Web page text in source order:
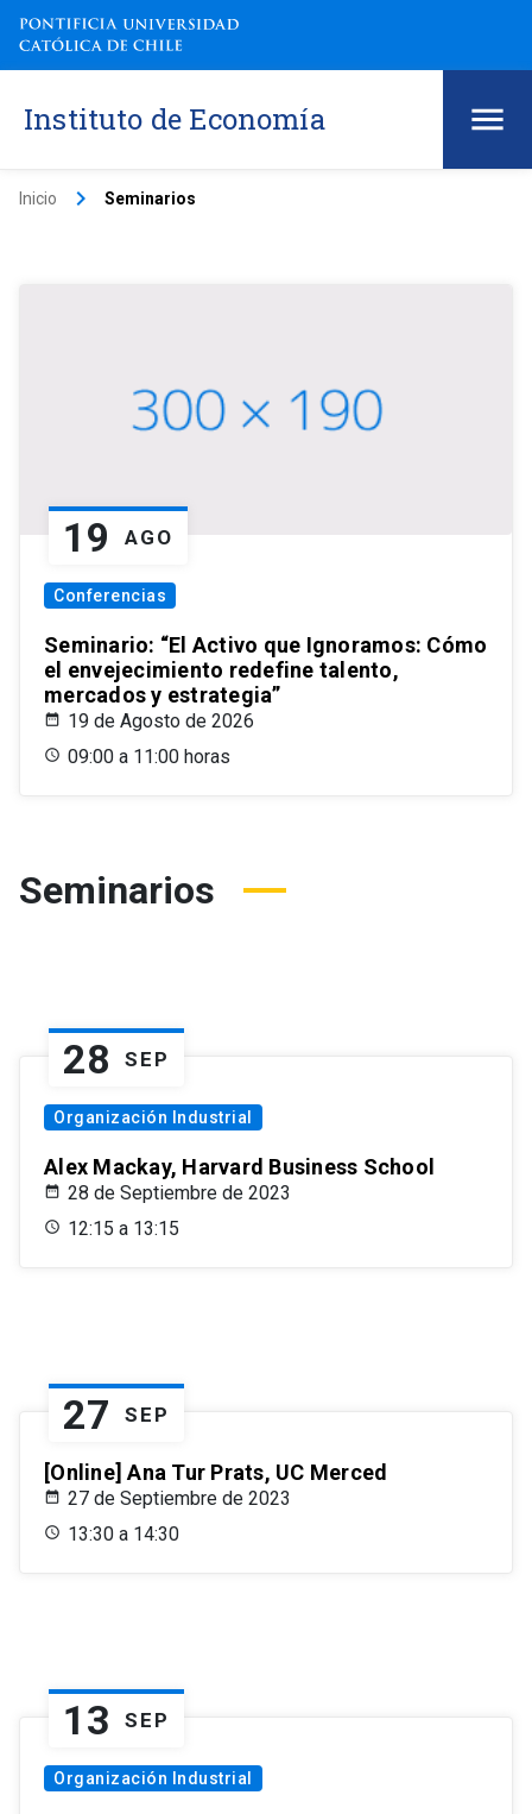
Instituto de Economía
Inicio keyboard_arrow_right Seminarios
19 AGO
Conferencias
Seminario: “El Activo que Ignoramos: Cómo
el envejecimiento redefine talento,
mercados y estrategia”
19 de Agosto de 2026
09:00 a 11:00 horas
Seminarios
28 SEP
Organización Industrial
Alex Mackay, Harvard Business School
28 de Septiembre de 2023
12:15 a 13:15
27 SEP
[Online] Ana Tur Prats, UC Merced
27 de Septiembre de 2023
13:30 a 14:30
13 SEP
Organización Industrial